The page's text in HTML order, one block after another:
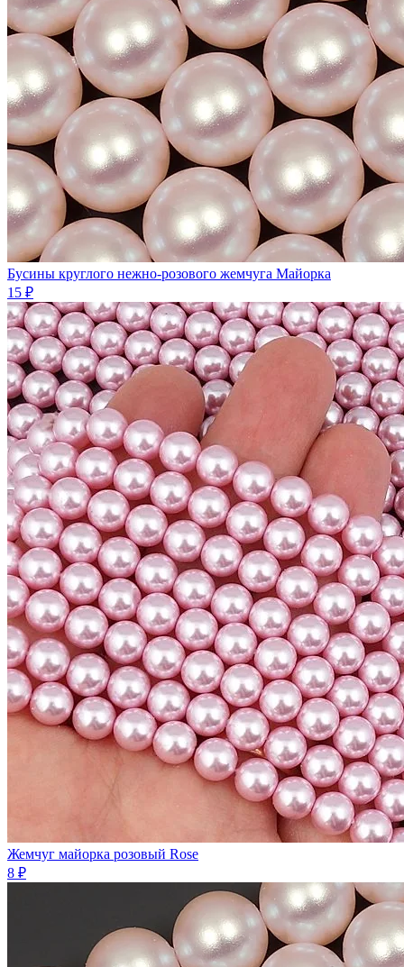
Бусины круглого нежно-розового жемчуга Майорка
15 ₽
Жемчуг майорка розовый Rose
8 ₽